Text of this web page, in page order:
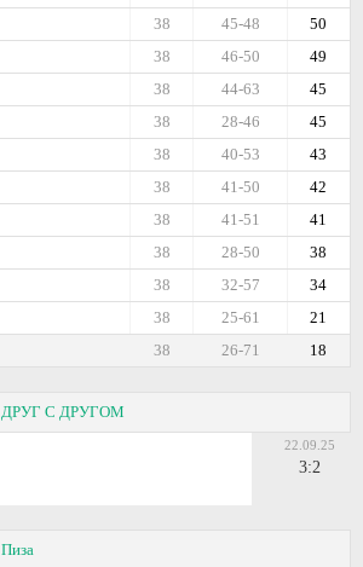
50
45-48
38
49
46-50
38
45
44-63
38
45
28-46
38
43
40-53
38
42
41-50
38
41
41-51
38
38
28-50
38
34
32-57
38
21
25-61
38
18
26-71
38
ДРУГ С ДРУГОМ
22.09.25
3:2
Пиза